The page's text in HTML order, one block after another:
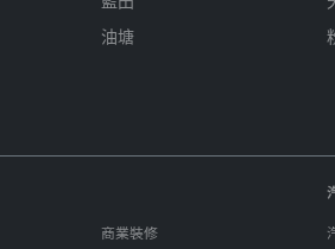
油塘
商業裝修